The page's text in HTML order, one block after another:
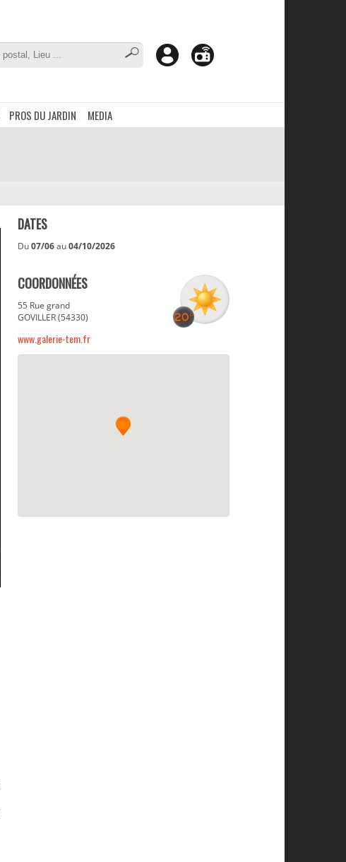
PROS DU JARDIN MEDIA
DATES
Du07/06au04/10/2026
COORDONNÉES
55 Rue grand
GOVILLER (54330)
www.galerie-tem.fr